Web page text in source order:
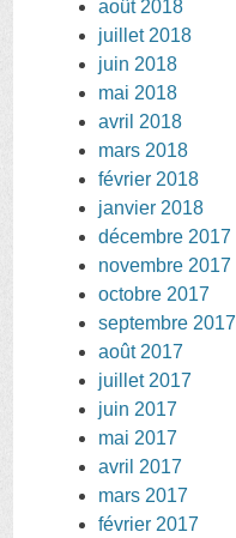
août 2018
juillet 2018
juin 2018
mai 2018
avril 2018
mars 2018
février 2018
janvier 2018
décembre 2017
novembre 2017
octobre 2017
septembre 2017
août 2017
juillet 2017
juin 2017
mai 2017
avril 2017
mars 2017
février 2017